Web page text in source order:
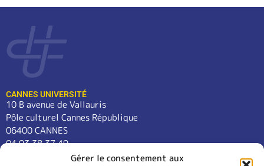
Gérer le consentement aux
CANNES UNIVERSITÉ
10 B avenue de Vallauris
Pôle culturel Cannes République
06400 CANNES
04 93 38 37 49
contact@cannes-universite.fr